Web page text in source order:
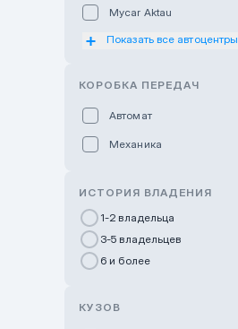
Mycar Aktau
Mycar Uralsk
GWM Nurly Zhol
Chery Astana
Показать все автоцентры
КОРОБКА ПЕРЕДАЧ
Автомат
Механика
ИСТОРИЯ ВЛАДЕНИЯ
1-2 владельца
3-5 владельцев
6 и более
КУЗОВ